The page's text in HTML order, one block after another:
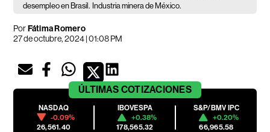
desempleo en Brasil. Industria minera de México.
PorFátima Romero
27 de octubre, 2024 | 01:08 PM
ÚLTIMAS COTIZACIONES
NASDAQ
-0.09%
26,561.40
IBOVESPA
+0.38%
178,565.32
S&P/BMV IPC
+0.20%
66,965.58